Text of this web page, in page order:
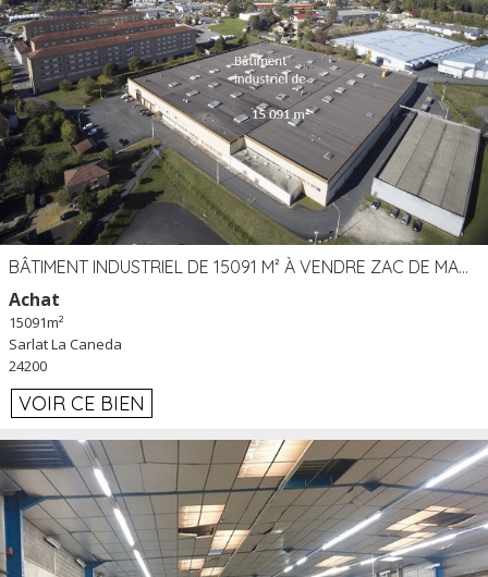
BÂTIMENT INDUSTRIEL DE 15091 M² À VENDRE ZAC DE MADRAZÈS À SARLAT (24)
Achat
15091m²
Sarlat La Caneda
24200
VOIR CE BIEN